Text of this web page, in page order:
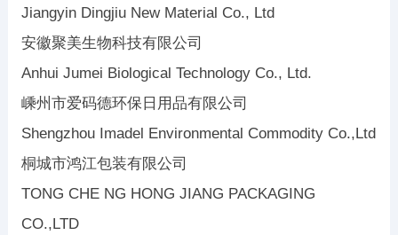
Jiangyin Dingjiu New Material Co., Ltd
安徽聚美生物科技有限公司
Anhui Jumei Biological Technology Co., Ltd.
嵊州市爱码德环保日用品有限公司
Shengzhou Imadel Environmental Commodity Co.,Ltd
桐城市鸿江包装有限公司
TONG CHE NG HONG JIANG PACKAGING
CO.,LTD